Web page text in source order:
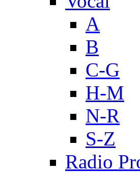
A
B
C-G
H-M
N-R
S-Z
Radio